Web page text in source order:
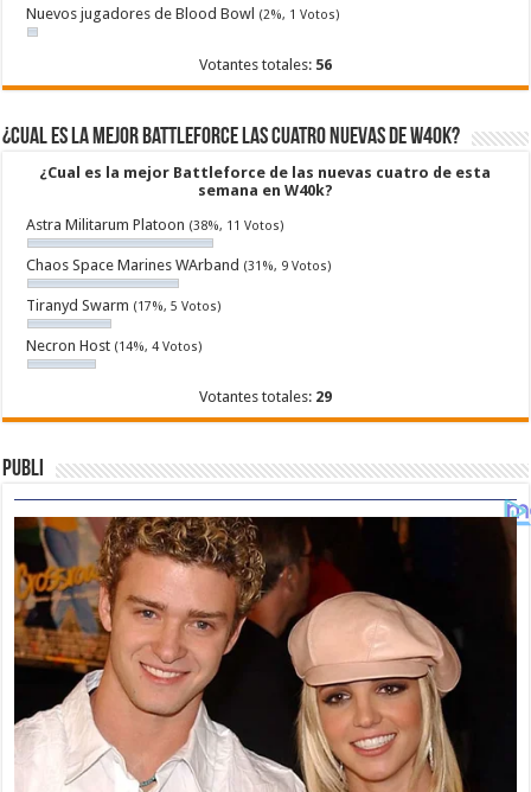
Nuevos jugadores de Blood Bowl (2%, 1 Votos)
Votantes totales: 56
¿Cual es la mejor Battleforce las cuatro nuevas de W40k?
¿Cual es la mejor Battleforce de las nuevas cuatro de esta
semana en W40k?
Astra Militarum Platoon (38%, 11 Votos)
Chaos Space Marines WArband (31%, 9 Votos)
Tiranyd Swarm (17%, 5 Votos)
Necron Host (14%, 4 Votos)
Votantes totales: 29
Publi